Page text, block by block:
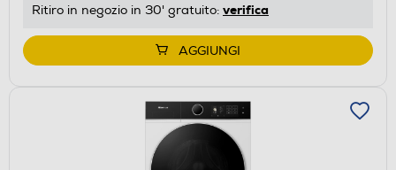
Ritiro in negozio in 30' gratuito: verifica
AGGIUNGI